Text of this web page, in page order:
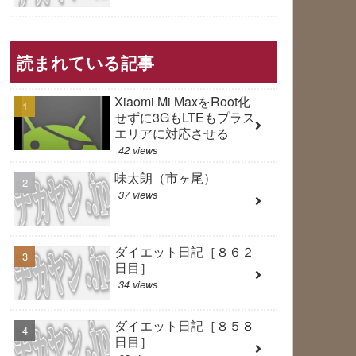
読まれている記事
Xiaomi Mi MaxをRoot化
せずに3GもLTEもプラス
エリアに対応させる
42 views
味太朗（市ヶ尾）
37 views
ダイエット日記［８６２
日目］
34 views
ダイエット日記［８５８
日目］